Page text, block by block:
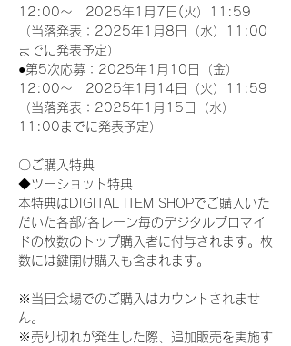
12:00～　2025年1月7日(火）11:59
（当落発表：2025年1月8日（水）11:00
までに発表予定）
●第5次応募：2025年1月10日（金）
12:00～　2025年1月14日（火）11:59
（当落発表：2025年1月15日（水）
11:00までに発表予定）
〇ご購入特典
◆ツーショット特典
本特典はDIGITAL ITEM SHOPでご購入いた
だいた各部/各レーン毎のデジタルブロマイ
ドの枚数のトップ購入者に付与されます。枚
数には鍵開け購入も含まれます。
※当日会場でのご購入はカウントされませ
ん。
※売り切れが発生した際、追加販売を実施す